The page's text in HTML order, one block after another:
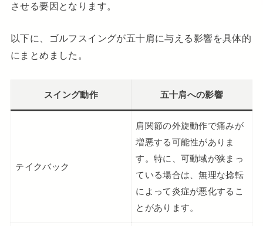
させる要因となります。
以下に、ゴルフスイングが五十肩に与える影響を具体的
にまとめました。
スイング動作 五十肩への影響
テイクバック
肩関節の外旋動作で痛みが
増悪する可能性がありま
す。特に、可動域が狭まっ
ている場合は、無理な捻転
によって炎症が悪化するこ
とがあります。